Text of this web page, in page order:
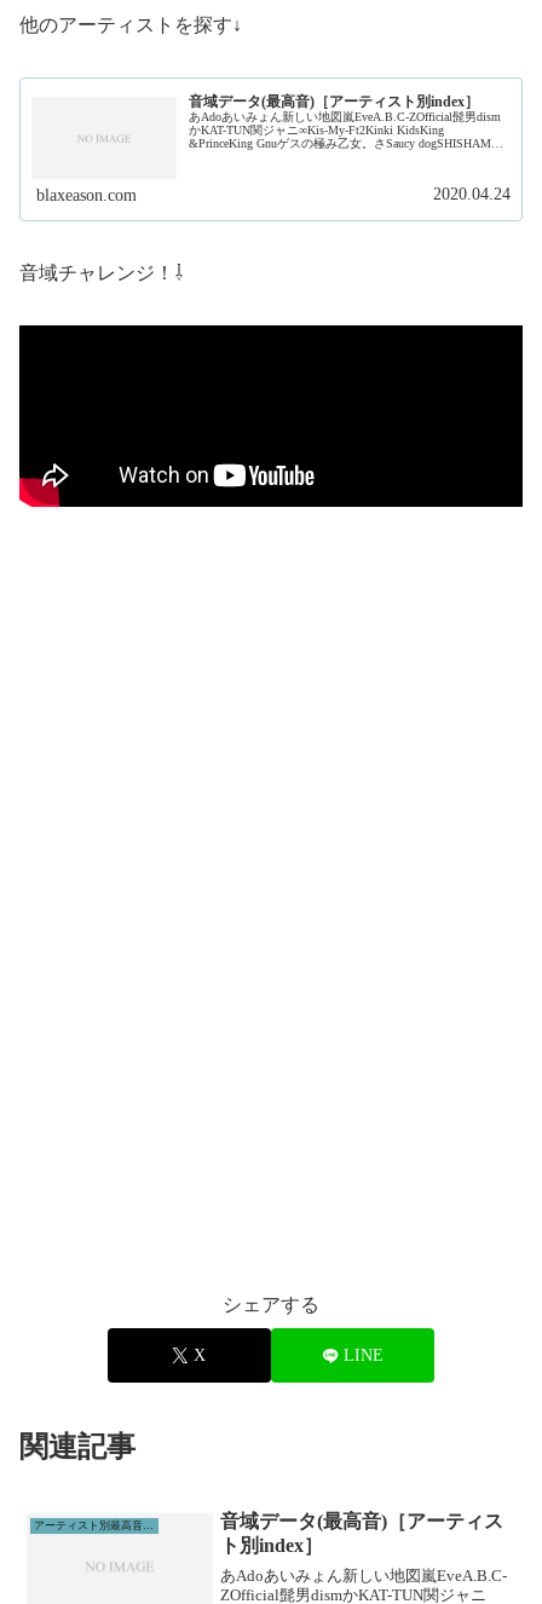
他のアーティストを探す↓
音域データ(最高音)［アーティスト別index］
あAdoあいみょん新しい地図嵐EveA.B.C-ZOfficial髭男dism
かKAT-TUN関ジャニ∞Kis-My-Ft2Kinki KidsKing
&PrinceKing Gnuゲスの極み乙女。さSaucy dogSHISHAMO
blaxeason.com 2020.04.24
音域チャレンジ！⇩
シェアする
X LINE
関連記事
音域データ(最高音)［アーティス
ト別index］
あAdoあいみょん新しい地図嵐EveA.B.C-
ZOfficial髭男dismかKAT-TUN関ジャニ